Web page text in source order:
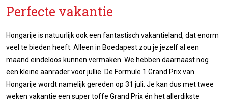
Perfecte vakantie
Hongarije is natuurlijk ook een fantastisch vakantieland, dat enorm
veel te bieden heeft. Alleen in Boedapest zou je jezelf al een
maand eindeloos kunnen vermaken. We hebben daarnaast nog
een kleine aanrader voor jullie. De Formule 1 Grand Prix van
Hongarije wordt namelijk gereden op 31 juli. Je kan dus met twee
weken vakantie een super toffe Grand Prix én het allerdikste